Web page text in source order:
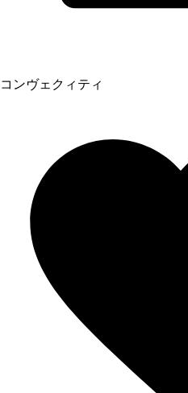
コンヴェクィティ